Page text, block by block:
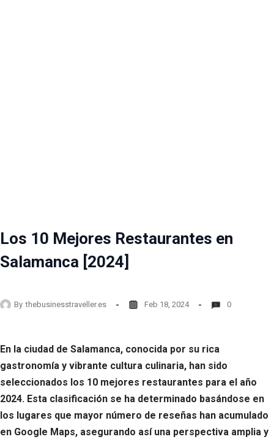
Los 10 Mejores Restaurantes en
Salamanca [2024]
By thebusinesstraveller.es Feb 18, 2024 0
En la ciudad de Salamanca, conocida por su rica
gastronomía y vibrante cultura culinaria, han sido
seleccionados los 10 mejores restaurantes para el año
2024. Esta clasificación se ha determinado basándose en
los lugares que mayor número de reseñas han acumulado
en Google Maps, asegurando así una perspectiva amplia y